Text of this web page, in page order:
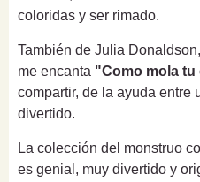
coloridas y ser rimado.
También de Julia
me encanta "Como mola tu
compartir, de la ayuda entre
divertido.
La colección del monstruo
es genial, muy divertido y